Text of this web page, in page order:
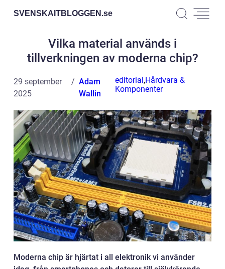
SVENSKAITBLOGGEN.se
Vilka material används i
tillverkningen av moderna chip?
29 september
2025
Adam
Wallin
editorial,Hårdvara &
Komponenter
Moderna chip är hjärtat i all elektronik vi använder